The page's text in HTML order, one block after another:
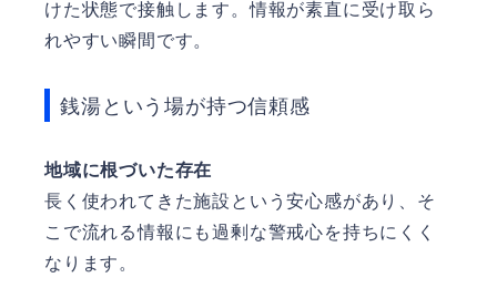
けた状態で接触します。情報が素直に受け取ら
れやすい瞬間です。
銭湯という場が持つ信頼感
地域に根づいた存在
長く使われてきた施設という安心感があり、そ
こで流れる情報にも過剰な警戒心を持ちにくく
なります。